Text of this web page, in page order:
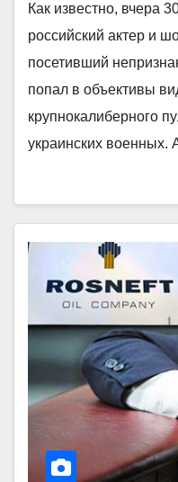
Как известно, вчера
российский актер и
посетивший
попал в объективы
крупнокалиберного
украинских военных.